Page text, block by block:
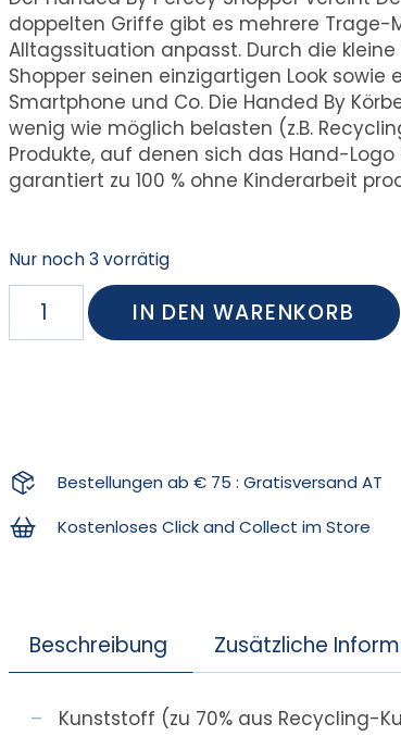
doppelten Griffe gibt es mehrere Trage-
Alltagssituation anpasst. Durch die
Shopper seinen einzigartigen Look
Smartphone und Co. Die Handed By
wenig wie möglich belasten (z.B.
Produkte, auf denen sich das Hand-
garantiert zu 100 % ohne Kinderarbeit
Nur noch 3 vorrätig
IN DEN WARENKORB
Bestellungen ab € 75 : Gratisversand AT
Kostenloses Click and Collect im Store
Beschreibung Zusätzliche
Kunststoff (zu 70% aus Recycling-